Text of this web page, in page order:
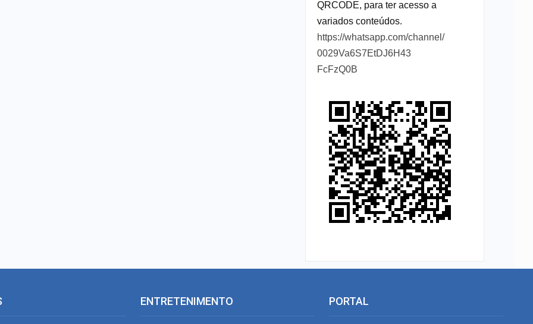
QRCODE, para ter acesso a
variados conteúdos.
https://whatsapp.com/channel/
0029Va6S7EtDJ6H43
FcFzQ0B
ENTRETENIMENTO PORTAL